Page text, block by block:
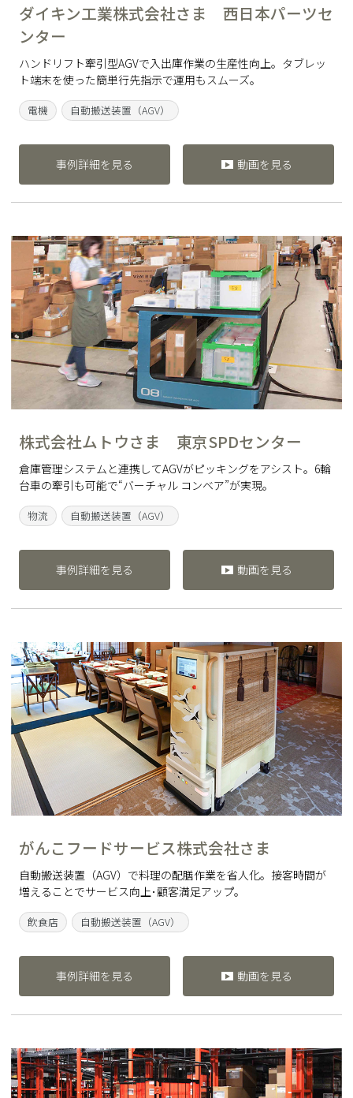
ダイキン工業株式会社さま 西日本パーツセ
ンター
ハンドリフト牽引型AGVで入出庫作業の生産性向上。タブレッ
ト端末を使った簡単行先指示で運用もスムーズ。
電機 自動搬送装置（AGV）
事例詳細を見る 動画を見る
株式会社ムトウさま 東京SPDセンター
倉庫管理システムと連携してAGVがピッキングをアシスト。6輪
台車の牽引も可能で“バーチャル コンベア”が実現。
物流 自動搬送装置（AGV）
事例詳細を見る 動画を見る
がんこフードサービス株式会社さま
自動搬送装置（AGV）で料理の配膳作業を省人化。接客時間が
増えることでサービス向上･顧客満足アップ。
飲食店 自動搬送装置（AGV）
事例詳細を見る 動画を見る